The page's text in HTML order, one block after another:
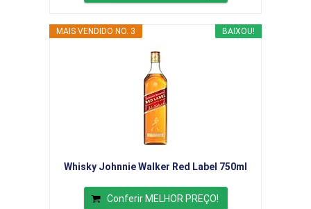
BAIXOU!
MAIS VENDIDO NO. 3
Whisky Johnnie Walker Red Label 750ml
Conferir MELHOR PREÇO!